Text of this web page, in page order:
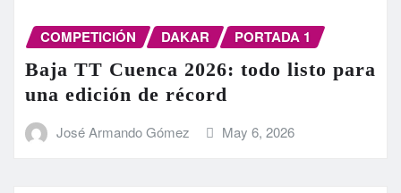
COMPETICIÓN DAKAR PORTADA 1
Baja TT Cuenca 2026: todo listo para
una edición de récord
José Armando Gómez May 6, 2026